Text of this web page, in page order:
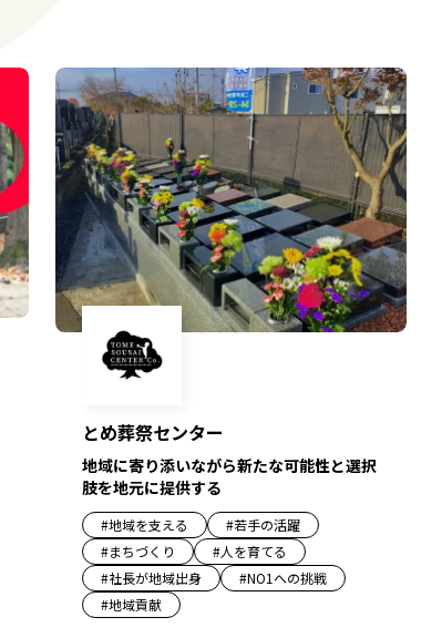
とめ葬祭センター
地域に寄り添いながら新たな可能性と選択
肢を地元に提供する
#地域を支える #若手の活躍
#まちづくり #人を育てる
#社長が地域出身 #NO1への挑戦
#地域貢献